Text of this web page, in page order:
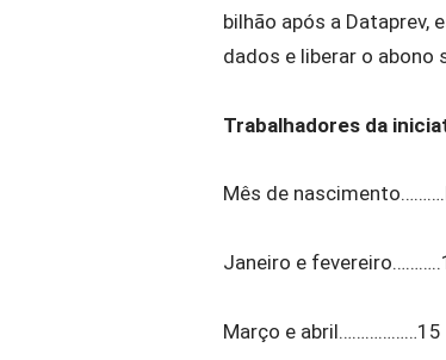
bilhão após a Dataprev,
dados e liberar o abono
Trabalhadores da
Mês de
Janeiro e
Março e abril………………15